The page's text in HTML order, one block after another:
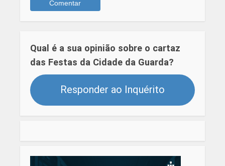
Qual é a sua opinião sobre o cartaz
das Festas da Cidade da Guarda?
Responder ao Inquérito